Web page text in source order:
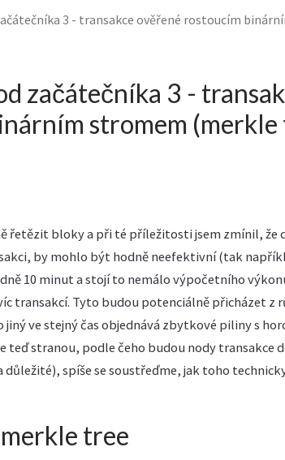
3 - transakce ověřené rostoucím
začátečníka 3 -
stromem (merkle
řetězit bloky a při té příležitosti jsem zmínil, že
by mohlo být hodně neefektivní (tak
10 minut a stojí to nemálo výpočetního
transakcí. Tyto budou potenciálně přicházet z
ve stejný čas objednává zbytkové piliny s
teď stranou, podle čeho budou nody transakce
důležité), spíše se soustřeďme, jak toho
tree